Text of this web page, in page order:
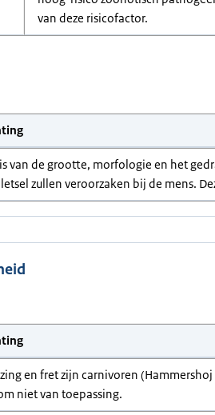
van deze risicofactor.
van de grootte, morfologie en het
zullen veroorzaken bij de mens.
en fret zijn carnivoren
niet van toepassing.